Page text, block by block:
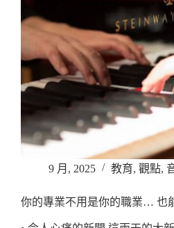
9 月, 2025 教育, 觀點,
你的專業不用是你的職業… 也